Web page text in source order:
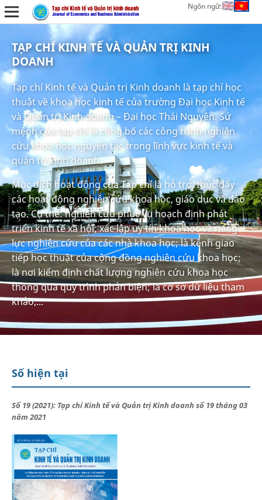
Ngôn ngữ:
TẠP CHÍ KINH TẾ VÀ QUẢN TRỊ KINH
DOANH
Tạp chí Kinh tế và Quản trị Kinh doanh là tạp chí học
thuật về khoa học kinh tế của trường Đại học Kinh tế
và Quản trị Kinh doanh – Đại học Thái Nguyên. Sứ
mệnh của tạp chí là công bố các công trình nghiên
cứu khoa học nguyên tác trong lĩnh vực kinh tế và
quản trị kinh doanh.
Mục đích hoạt động của Tạp chí là hỗ trợ, thúc đẩy
các hoạt động nghiên cứu khoa học, giáo dục và đào
tạo. Cụ thể: nghiên cứu phục vụ hoạch định phát
triển kinh tế xã hội; xác lập uy tín khoa học và năng
lực nghiên cứu của các nhà khoa học; là kênh giao
tiếp học thuật của cộng đồng nghiên cứu khoa học;
là nơi kiểm định chất lượng nghiên cứu khoa học
thông qua quy trình phản biện; là cơ sở dữ liệu tham
khảo,...
Số hiện tại
Số 19 (2021): Tạp chí Kinh tế và Quản trị Kinh doanh số 19 tháng 03
năm 2021